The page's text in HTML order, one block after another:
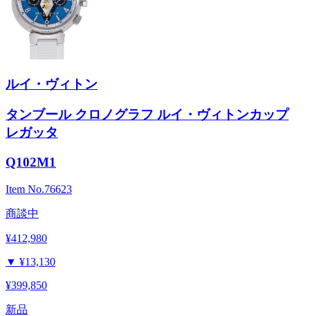
ルイ・ヴィトン
タンブール クロノグラフ ルイ・ヴィトンカップ
レガッタ
Q102M1
Item No.76623
商談中
¥412,980
▼ ¥13,130
¥399,850
新品